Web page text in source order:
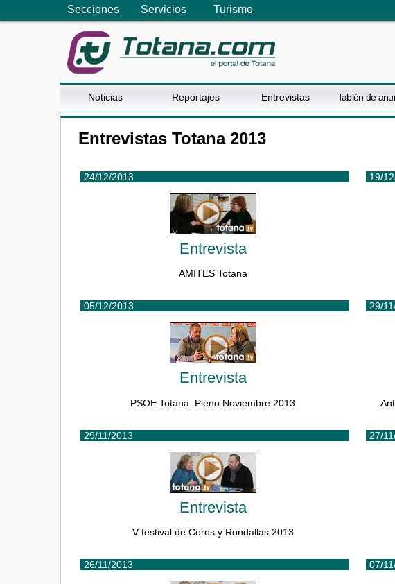
Secciones Servicios Turismo
Noticias Reportajes Entrevistas Tablón de
Entrevistas Totana 2013
24/12/2013
Entrevista
AMITES Totana
19/
05/12/2013
Entrevista
PSOE Totana. Pleno Noviembre 2013
29/
29/11/2013
Entrevista
V festival de Coros y Rondallas 2013
27/
26/11/2013 07/